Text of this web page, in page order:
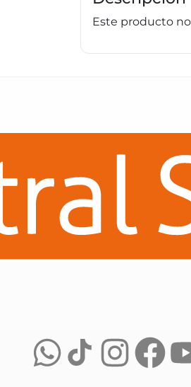
Este producto
Central